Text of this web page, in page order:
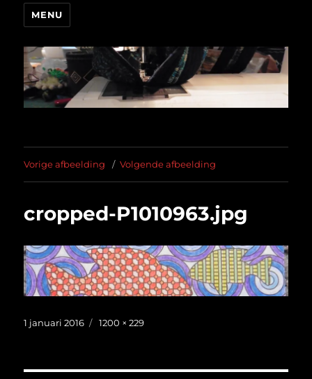
MENU
Vorige afbeelding Volgende afbeelding
cropped-P1010963.jpg
Geplaatst
1 januari 2016
Volledige
1200 × 229